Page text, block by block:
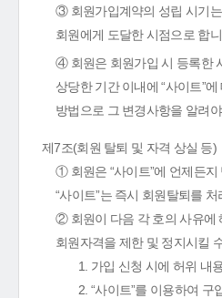
③ 회원가입계약의 성립 시기는
회원에게 도달한 시점으로 합
④ 회원은 회원가입 시 등록한
상당한 기간 이내에 “사이트”
방법으로 그 변경사항을 알려
제7조(회원 탈퇴 및 자격 상실 등)
① 회원은 “사이트”에 언제든
“사이트”는 즉시 회원탈퇴를 처
② 회원이 다음 각 호의 사유에
회원자격을 제한 및 정지시킬
1. 가입 신청 시에 허위 내
2. “사이트”를 이용하여